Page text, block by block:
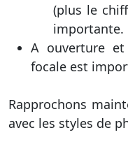
(plus le
importante.
A ouverture
focale est
Rapprochons
avec les styles de